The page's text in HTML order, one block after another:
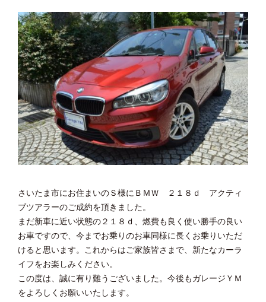
さいたま市にお住まいのＳ様にＢＭＷ ２１８ｄ アクティ
ブツアラーのご成約を頂きました。
まだ新車に近い状態の２１８ｄ、燃費も良く使い勝手の良い
お車ですので、今までお乗りのお車同様に長くお乗りいただ
けると思います。これからはご家族皆さまで、新たなカーラ
イフをお楽しみください。
この度は、誠に有り難うございました。今後もガレージＹＭ
をよろしくお願いいたします。